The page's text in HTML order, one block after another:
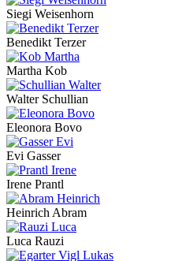
Siegi Weisenhorn
Benedikt Terzer
Martha Kob
Walter Schullian
Eleonora Bovo
Evi Gasser
Irene Prantl
Heinrich Abram
Luca Rauzi